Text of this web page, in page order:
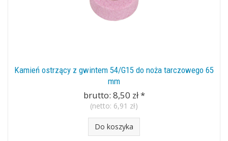
Kamień ostrzący z gwintem 54/G15 do noża tarczowego 65
mm
brutto: 8,50 zł*
(netto: 6,91 zł)
Do koszyka